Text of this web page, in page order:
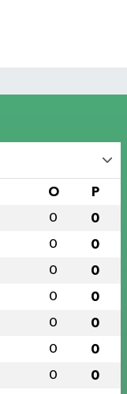
O P
0 0
0 0
0 0
0 0
0 0
0 0
0 0